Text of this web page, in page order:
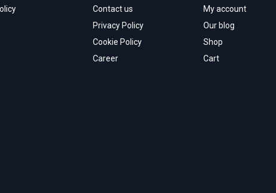
Contact us
Privacy Policy
Cookie Policy
Career
My account
Our blog
Shop
Cart